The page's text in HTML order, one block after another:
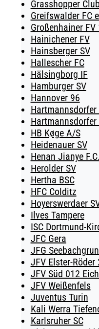
Grasshopper
Greifswalder FC
Großenhainer FV
Hainichener FV
Hainsberger SV
Hallescher FC
Hälsingborg IF
Hamburger SV
Hannover 96
Hartmannsdorfer
Hartmannsdorfer
HB Køge A/S
Heidenauer SV
Henan Jianye F.C.
Herolder SV
Hertha BSC
HFC Colditz
Hoyerswerdaer
Ilves Tampere
ISC Dortmund-
JFC Gera
JFG
JFV Elster-Röder
JFV Süd 012
JFV Weißenfels
Juventus Turin
Kali Werra
Karlsruher SC